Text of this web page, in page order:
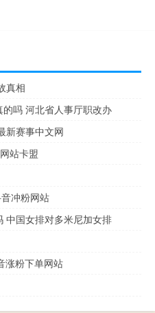
真相
吗 河北省人事厅职改办
新赛事中文网
站卡盟
冲粉网站
中国女排对多米尼加女排
涨粉下单网站